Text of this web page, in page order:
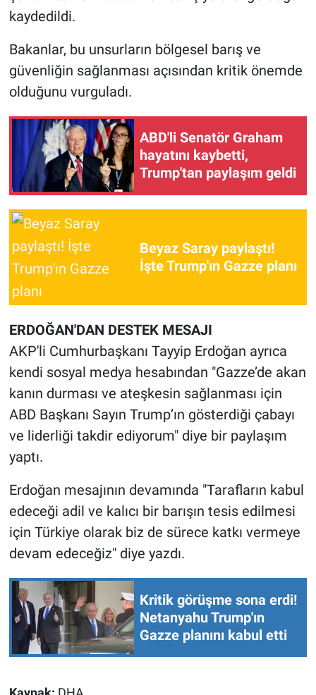
kaydedildi.
Bakanlar, bu unsurların bölgesel barış ve
güvenliğin sağlanması açısından kritik önemde
olduğunu vurguladı.
ABD'li Senatör Graham
hayatını kaybetti,
Trump'tan paylaşım geldi
Beyaz Saray paylaştı!
İşte Trump'ın Gazze planı
ERDOĞAN'DAN DESTEK MESAJI
AKP'li Cumhurbaşkanı Tayyip Erdoğan ayrıca
kendi sosyal medya hesabından "Gazze’de akan
kanın durması ve ateşkesin sağlanması için
ABD Başkanı Sayın Trump’ın gösterdiği çabayı
ve liderliği takdir ediyorum" diye bir paylaşım
yaptı.
Erdoğan mesajının devamında "Tarafların kabul
edeceği adil ve kalıcı bir barışın tesis edilmesi
için Türkiye olarak biz de sürece katkı vermeye
devam edeceğiz" diye yazdı.
Kritik görüşme sona erdi!
Netanyahu Trump'ın
Gazze planını kabul etti
Türkiye'nin Gündemi
Yerel Gündem
Yerel Yaşam